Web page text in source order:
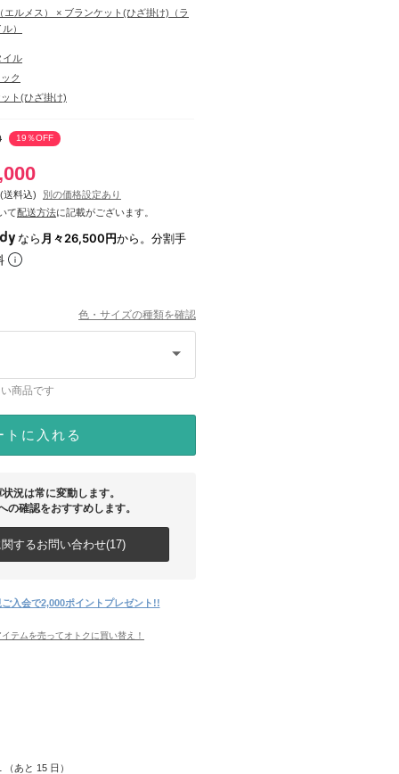
エルメス） × ブランケット(ひざ掛け)（ラ
）
イル
ク
ト(ひざ掛け)
19％OFF
送料込)
別の価格設定あり
て配送方法に記載がございます。
なら 月々26,500円から。分割手
色・サイズの種類を確認
商品です
トに入れる
況は常に変動します。
の確認をおすすめします。
するお問い合わせ(17)
ご入会で2,000ポイントプレゼント!!
テムを売ってオトクに買い替え！
（あと 15 日）